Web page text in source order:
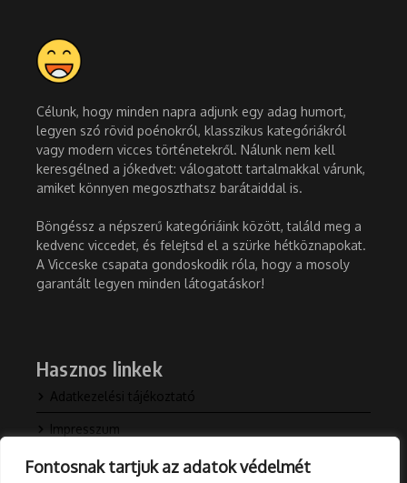
Fontosnak tartjuk az adatok védelmét
Célunk, hogy minden napra adjunk egy adag humort,
legyen szó rövid poénokról, klasszikus kategóriákról
vagy modern vicces történetekről. Nálunk nem kell
keresgélned a jókedvet: válogatott tartalmakkal várunk,
amiket könnyen megoszthatsz barátaiddal is.
Böngéssz a népszerű kategóriáink között, találd meg a
kedvenc viccedet, és felejtsd el a szürke hétköznapokat.
A Vicceske csapata gondoskodik róla, hogy a mosoly
garantált legyen minden látogatáskor!
Hasznos linkek
Adatkezelési tájékoztató
Impresszum
Kapcsolat